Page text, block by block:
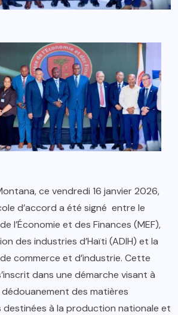
ce vendredi 16 janvier 2026,
d’accord a été signé entre le
l’Économie et des Finances (MEF),
des industries d’Haïti (ADIH) et la
commerce et d’industrie. Cette
dans une démarche visant à
des matières
destinées à la production nationale et